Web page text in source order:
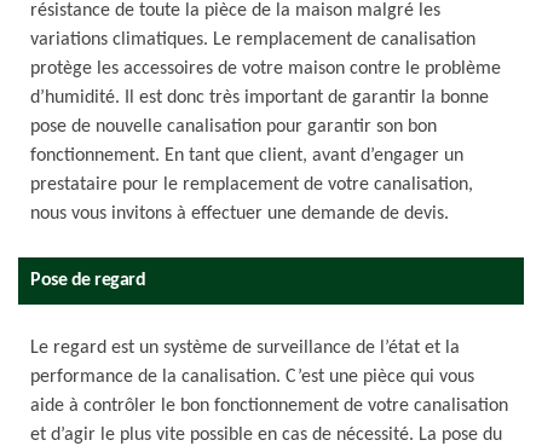
résistance de toute la pièce de la maison malgré les
variations climatiques. Le remplacement de canalisation
protège les accessoires de votre maison contre le problème
d’humidité. Il est donc très important de garantir la bonne
pose de nouvelle canalisation pour garantir son bon
fonctionnement. En tant que client, avant d’engager un
prestataire pour le remplacement de votre canalisation,
nous vous invitons à effectuer une demande de devis.
Pose de regard
Le regard est un système de surveillance de l’état et la
performance de la canalisation. C’est une pièce qui vous
aide à contrôler le bon fonctionnement de votre canalisation
et d’agir le plus vite possible en cas de nécessité. La pose du